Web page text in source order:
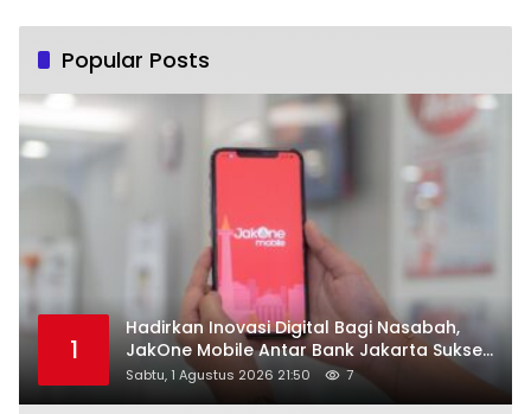
Popular Posts
1
Hadirkan Inovasi Digital Bagi Nasabah,
JakOne Mobile Antar Bank Jakarta Sukses
Raih Digital Excellence Awards 2026
Sabtu, 1 Agustus 2026 21:50 7